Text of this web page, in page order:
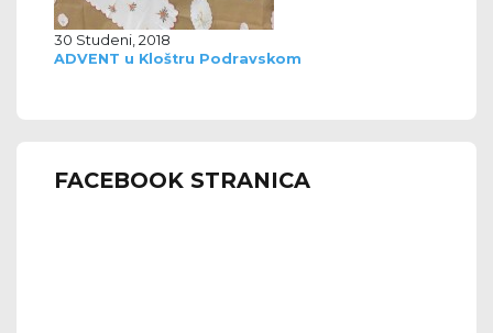
30 Studeni, 2018
ADVENT u Kloštru Podravskom
FACEBOOK STRANICA